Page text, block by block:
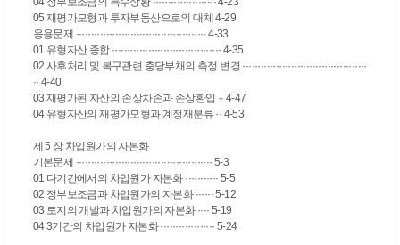
05 재평가모형과 투자부동산으로의 대체 4-29
응용문제 ··········································· 4-33
01 유형자산 종합 ···································· 4-35
02 사후처리 및 복구관련 충당부채의 측정 변경 ·········································
·· 4-40
03 재평가된 자산의 손상차손과 손상환입 ·· 4-47
04 유형자산의 재평가모형과 계정재분류 ·· 4-53
제 5 장 차입원가의 자본화
기본문제 ············································· 5-3
01 다기간에서의 차입원가 자본화 ··········· 5-5
02 정부보조금과 차입원가의 자본화 ······ 5-12
03 토지의 개발과 차입원가의 자본화 ···· 5-19
04 3기간의 차입원가 자본화 ·················· 5-24